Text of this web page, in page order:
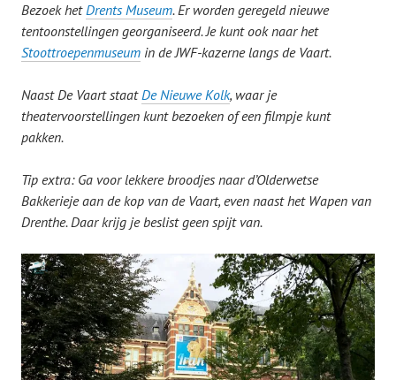
Bezoek hetDrents Museum. Er worden geregeld nieuwe
tentoonstellingen georganiseerd. Je kunt ook naar het
Stoottroepenmuseum in de JWF-kazerne langs de Vaart.
Naast De Vaart staatDe Nieuwe Kolk, waar je
theatervoorstellingen kunt bezoeken of een filmpje kunt
pakken.
Tip extra: Ga voor lekkere broodjes naar d’Olderwetse
Bakkerieje aan de kop van de Vaart, even naast het Wapen van
Drenthe. Daar krijg je beslist geen spijt van.